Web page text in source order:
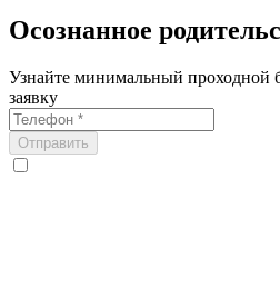
Осознанное
Узнайте минимальный проходной
заявку
Отправить